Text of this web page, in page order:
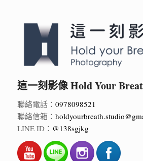
這一刻影像 Hold Your
聯絡電話： 0978098521
聯絡信箱：
LINE ID： @138sgjkg